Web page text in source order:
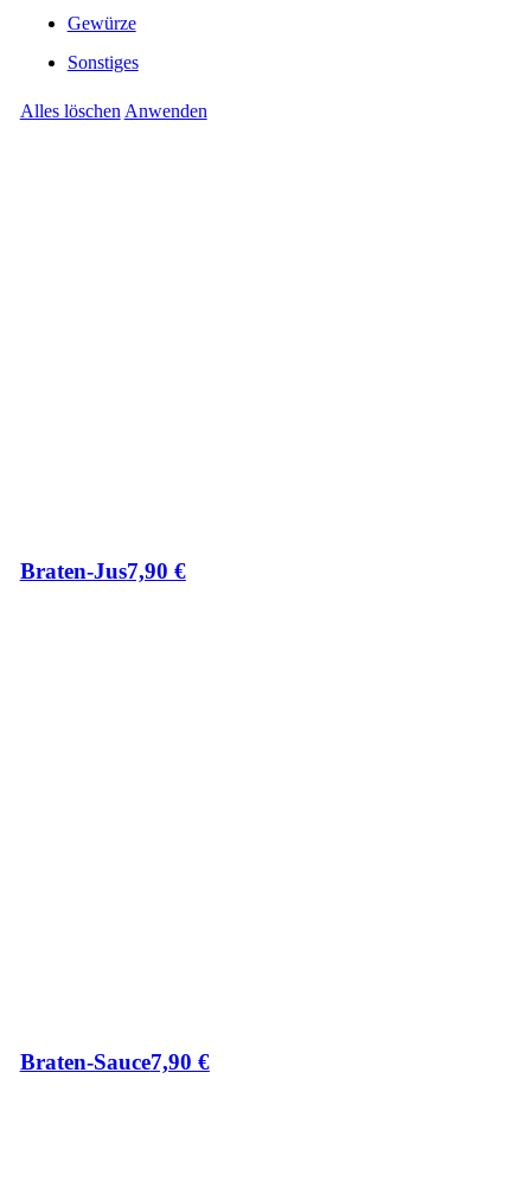
Gewürze
Sonstiges
Alles löschen Anwenden
Braten-Jus7,90 €
Braten-Sauce7,90 €